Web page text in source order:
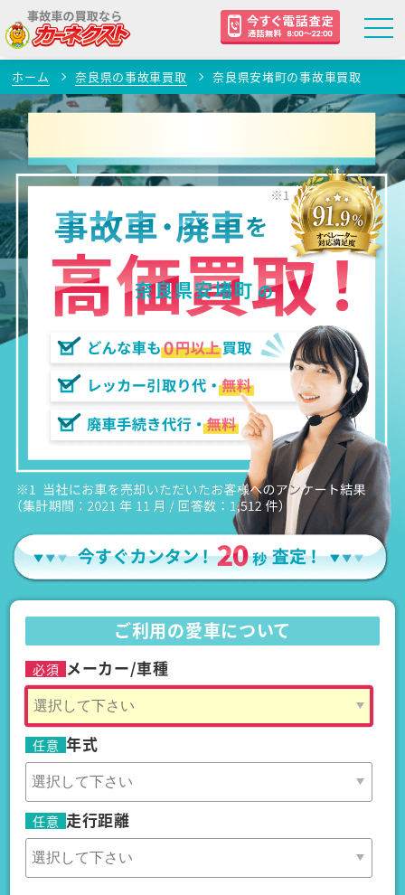
ホーム 奈良県の事故車買取 奈良県安堵町の事故車買取
奈良県安堵町 の
ご利用の愛車について
必須 メーカー/車種
任意 年式
任意 走行距離